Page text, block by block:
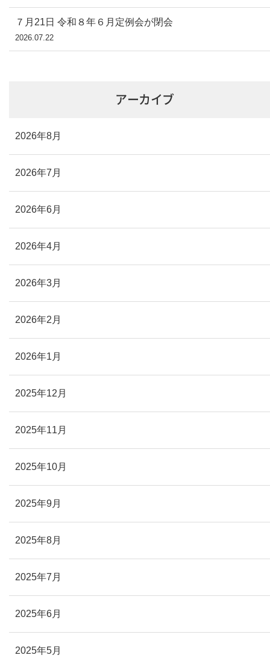
７月21日 令和８年６月定例会が閉会
2026.07.22
アーカイブ
2026年8月
2026年7月
2026年6月
2026年4月
2026年3月
2026年2月
2026年1月
2025年12月
2025年11月
2025年10月
2025年9月
2025年8月
2025年7月
2025年6月
2025年5月